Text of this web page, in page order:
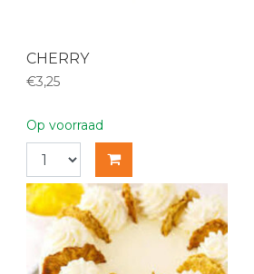
CHERRY
€3,25
Op voorraad